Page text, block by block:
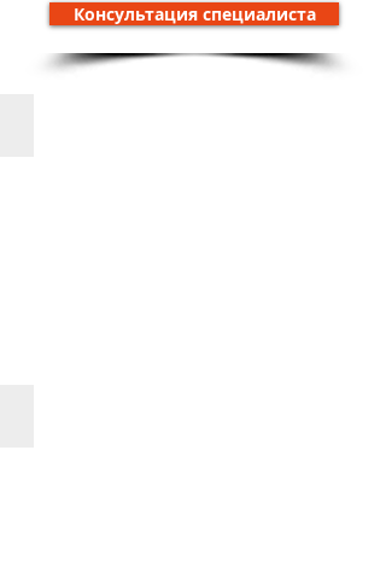
Консультация специалиста